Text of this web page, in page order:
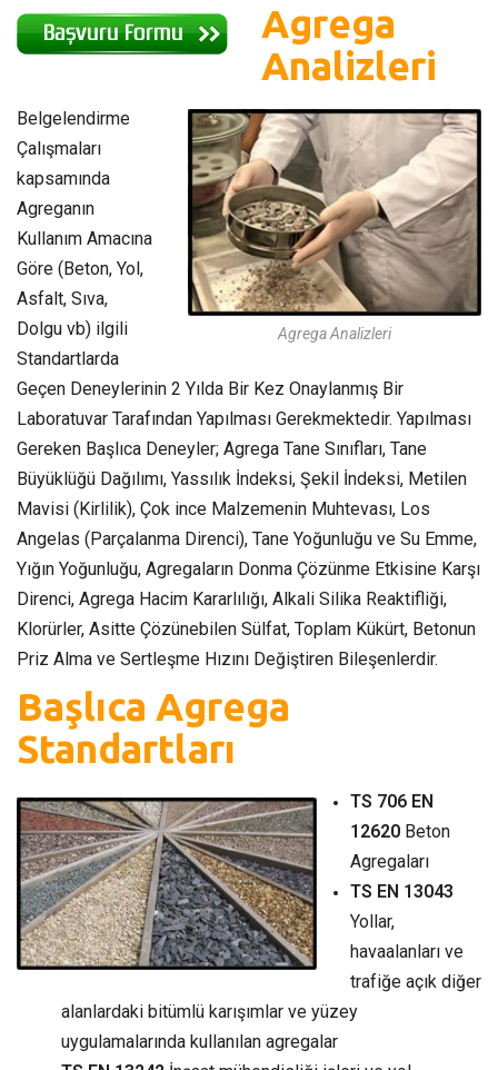
Agrega
Analizleri
Agrega Analizleri
Belgelendirme
Çalışmaları
kapsamında
Agreganın
Kullanım Amacına
Göre (Beton, Yol,
Asfalt, Sıva,
Dolgu vb) ilgili
Standartlarda
Geçen Deneylerinin 2 Yılda Bir Kez Onaylanmış Bir
Laboratuvar Tarafından Yapılması Gerekmektedir. Yapılması
Gereken Başlıca Deneyler; Agrega Tane Sınıfları, Tane
Büyüklüğü Dağılımı, Yassılık İndeksi, Şekil İndeksi, Metilen
Mavisi (Kirlilik), Çok ince Malzemenin Muhtevası, Los
Angelas (Parçalanma Direnci), Tane Yoğunluğu ve Su Emme,
Yığın Yoğunluğu, Agregaların Donma Çözünme Etkisine Karşı
Direnci, Agrega Hacim Kararlılığı, Alkali Silika Reaktifliği,
Klorürler, Asitte Çözünebilen Sülfat, Toplam Kükürt, Betonun
Priz Alma ve Sertleşme Hızını Değiştiren Bileşenlerdir.
Başlıca Agrega
Standartları
TS 706 EN
12620 Beton
Agregaları
TS EN 13043
Yollar,
havaalanları ve
trafiğe açık diğer
alanlardaki bitümlü karışımlar ve yüzey
uygulamalarında kullanılan agregalar